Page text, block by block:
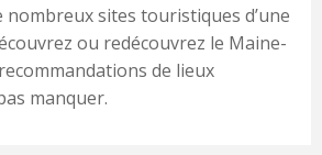
nombreux sites touristiques d’une
ou redécouvrez le Maine-
de lieux
manquer.